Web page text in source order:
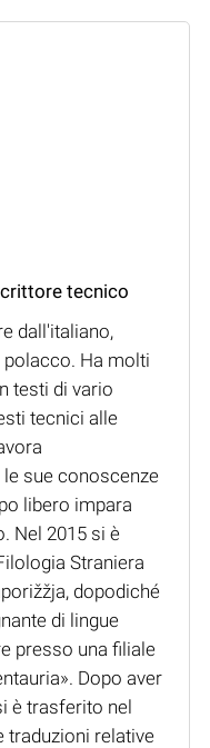
tecnico
dall'italiano,
polacco. Ha molti
testi di vario
tecnici alle
sue conoscenze
libero impara
Nel 2015 si è
Straniera
dopodiché
di lingue
presso una filiale
Dopo aver
è trasferito nel
traduzioni relative